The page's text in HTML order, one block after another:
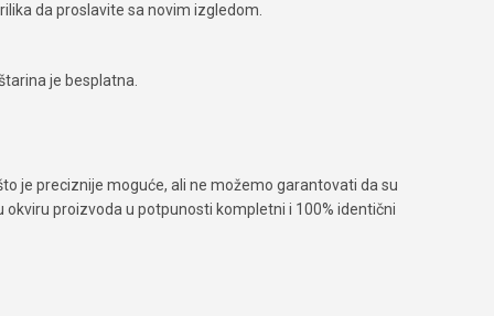
da proslavite sa novim izgledom.
je besplatna.
je preciznije moguće, ali ne možemo garantovati da su
proizvoda u potpunosti kompletni i 100% identični